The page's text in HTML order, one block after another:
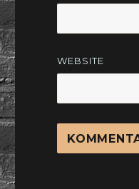
WEBSITE